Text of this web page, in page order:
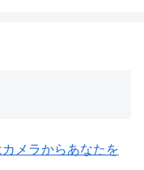
メラからあなたを